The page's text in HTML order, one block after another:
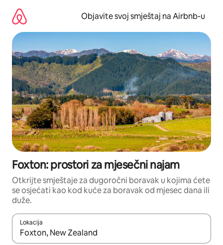
sadržaj
Objavite svoj smještaj na Airbnb-u
Foxton: prostori za mjesečni najam
Otkrijte smještaje za dugoročni boravak u kojima ćete
se osjećati kao kod kuće za boravak od mjesec dana ili
duže.
Lokacija
Kad su rezultati dostupni, možete da se krećete kroz njih